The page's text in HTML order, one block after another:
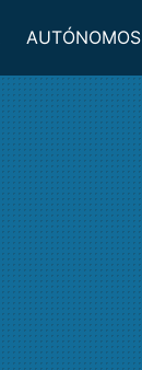
AUTÓNOMOS